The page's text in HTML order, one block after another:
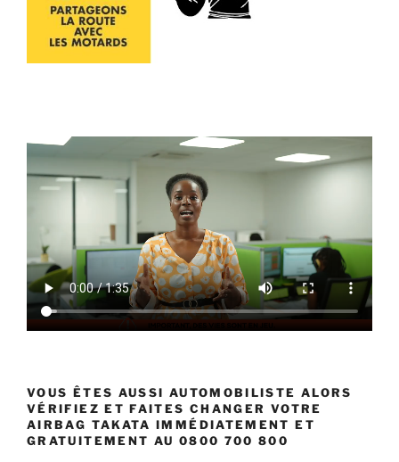
VOUS ÊTES AUSSI AUTOMOBILISTE ALORS
VÉRIFIEZ ET FAITES CHANGER VOTRE
AIRBAG TAKATA IMMÉDIATEMENT ET
GRATUITEMENT AU 0800 700 800